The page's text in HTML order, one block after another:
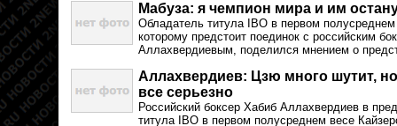
Мабуза: я чемпион мира и им
Обладатель титула IBO в первом
которому предстоит поединок с российским
Аллахвердиевым, поделился мнением о
Аллахвердиев: Цзю много шутит,
все серьезно
Российский боксер Хабиб Аллахвердиев в
титула IBO в первом полусреднем весе